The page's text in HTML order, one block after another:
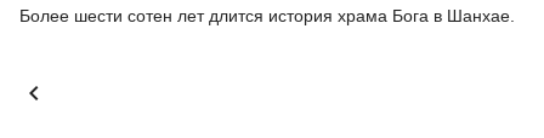
Более шести сотен лет длится история храма Бога в Шанхае.
